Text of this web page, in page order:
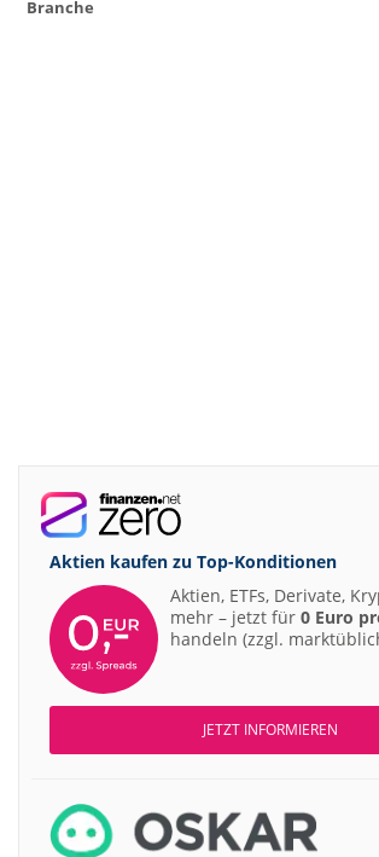
Branche
Aktien kaufen zu Top-Konditionen
Aktien, ETFs, Derivate,
mehr – jetzt für 0 Euro
handeln (zzgl.
JETZT INFORMIEREN